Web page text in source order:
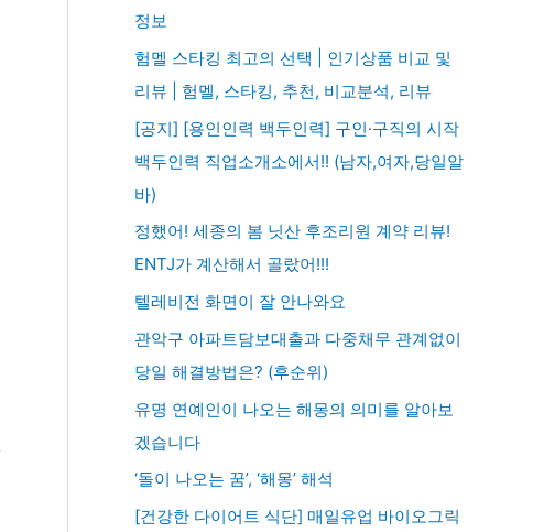
정보
험멜 스타킹 최고의 선택 | 인기상품 비교 및
리뷰 | 험멜, 스타킹, 추천, 비교분석, 리뷰
[공지] [용인인력 백두인력] 구인·구직의 시작
백두인력 직업소개소에서!! (남자,여자,당일알
바)
정했어! 세종의 봄 닛산 후조리원 계약 리뷰!
ENTJ가 계산해서 골랐어!!!
텔레비전 화면이 잘 안나와요
관악구 아파트담보대출과 다중채무 관계없이
당일 해결방법은? (후순위)
유명 연예인이 나오는 해몽의 의미를 알아보
겠습니다
‘돌이 나오는 꿈’, ‘해몽’ 해석
[건강한 다이어트 식단] 매일유업 바이오그릭